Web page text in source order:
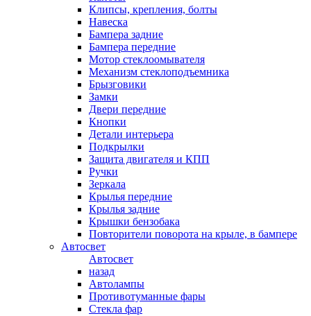
Клипсы, крепления, болты
Навеска
Бампера задние
Бампера передние
Мотор стеклоомывателя
Механизм стеклоподъемника
Брызговики
Замки
Двери передние
Кнопки
Детали интерьера
Подкрылки
Защита двигателя и КПП
Ручки
Зеркала
Крылья передние
Крылья задние
Крышки бензобака
Повторители поворота на крыле, в бампере
Автосвет
Автосвет
назад
Автолампы
Противотуманные фары
Стекла фар